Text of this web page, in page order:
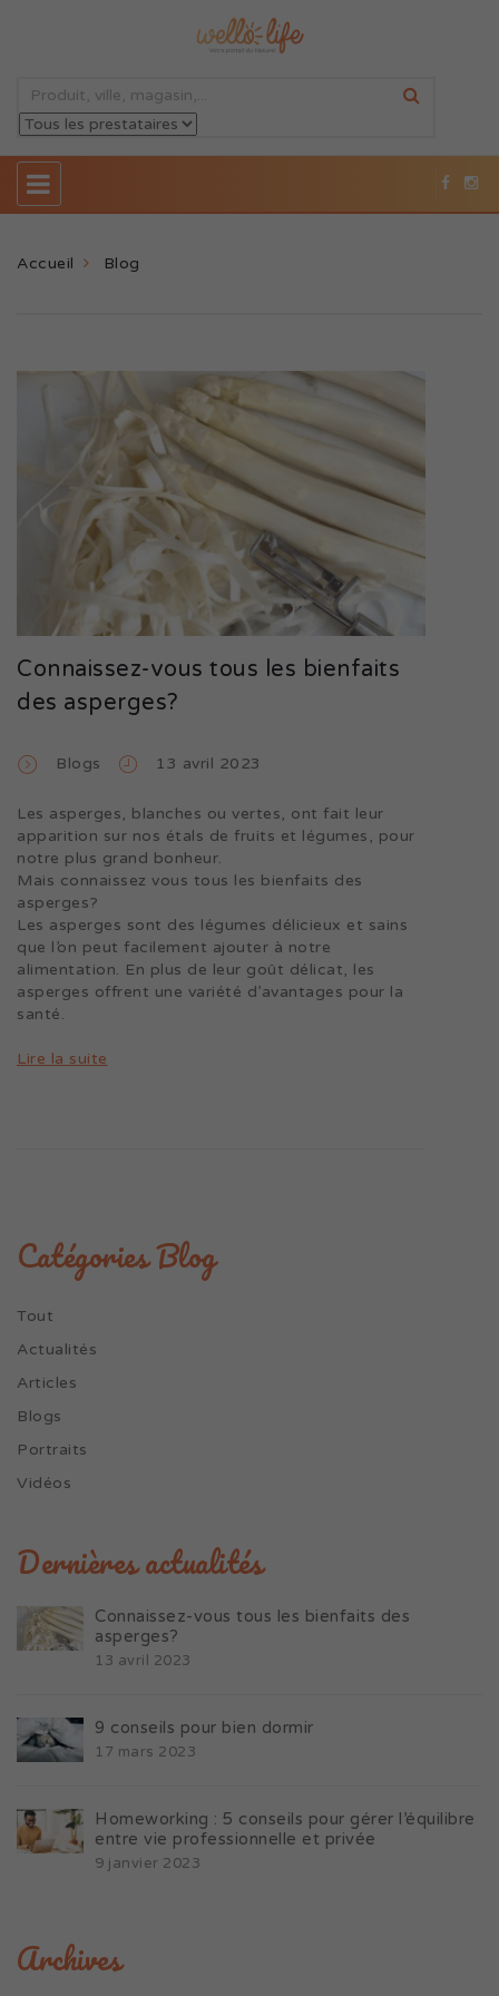
Accueil Blog
Connaissez-vous tous les bienfaits
des asperges?
Blogs 13 avril 2023
Les asperges, blanches ou vertes, ont fait leur
apparition sur nos étals de fruits et légumes, pour
notre plus grand bonheur.
Mais connaissez vous tous les bienfaits des
asperges?
Les asperges sont des légumes délicieux et sains
que l’on peut facilement ajouter à notre
alimentation. En plus de leur goût délicat, les
asperges offrent une variété d’avantages pour la
santé.
Lire la suite
Catégories Blog
Tout
Actualités
Articles
Blogs
Portraits
Vidéos
Dernières actualités
Connaissez-vous tous les bienfaits des
asperges?
13 avril 2023
9 conseils pour bien dormir
17 mars 2023
Homeworking : 5 conseils pour gérer l’équilibre
entre vie professionnelle et privée
9 janvier 2023
Archives